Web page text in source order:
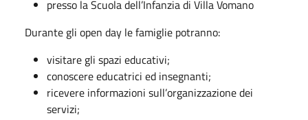
presso la Scuola dell’Infanzia di Villa Vomano
Durante gli open day le famiglie potranno:
visitare gli spazi educativi;
conoscere educatrici ed insegnanti;
ricevere informazioni sull’organizzazione dei
servizi;